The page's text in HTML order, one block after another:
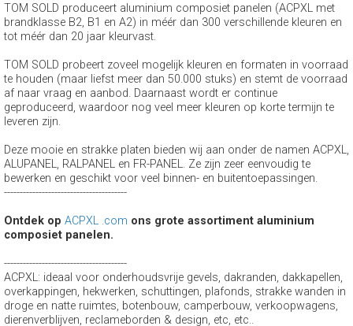
TOM SOLD produceert aluminium composiet panelen (ACPXL met
brandklasse B2, B1 en A2) in méér dan 300 verschillende kleuren en
tot méér dan 20 jaar kleurvast.
TOM SOLD probeert zoveel mogelijk kleuren en formaten in voorraad
te houden (maar liefst meer dan 50.000 stuks) en stemt de voorraad
af naar vraag en aanbod. Daarnaast wordt er continue
geproduceerd, waardoor nog veel meer kleuren op korte termijn te
leveren zijn.
Deze mooie en strakke platen bieden wij aan onder de namen ACPXL,
ALUPANEL, RALPANEL en FR-PANEL. Ze zijn zeer eenvoudig te
bewerken en geschikt voor veel binnen- en buitentoepassingen.
---------------------------------------
Ontdek op ACPXL .com ons grote assortiment aluminium
composiet panelen.
---------------------------------------
ACPXL: ideaal voor onderhoudsvrije gevels, dakranden, dakkapellen,
overkappingen, hekwerken, schuttingen, plafonds, strakke wanden in
droge en natte ruimtes, botenbouw, camperbouw, verkoopwagens,
dierenverblijven, reclameborden & design, etc, etc..